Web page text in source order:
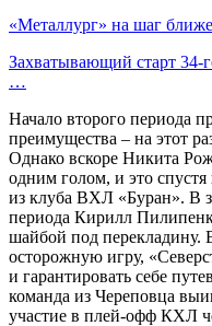
«Металлург» на шаг
Захватывающий старт 34-
…
Начало второго периода
преимущества – на этот
Однако вскоре Никита
одним голом, и это спустя
из клуба ВХЛ «Буран». В
периода Кирилл
шайбой под перекладину.
осторожную игру,
и гарантировать себе
команда из Череповца
участие в плей-офф КХЛ